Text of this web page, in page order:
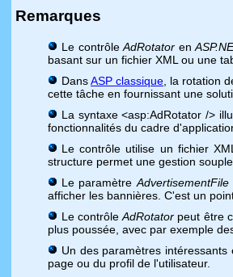
Remarques
Le contrôle AdRotator en
basant sur un fichier XML ou une
DansASP classique , la rotation
cette tâche en fournissant une
La syntaxe <asp:AdRotator />
fonctionnalités du cadre
Le contrôle utilise un fichier
structure permet une gestion
Le paramètre AdvertisementFile
afficher les bannières. C'est un
Le contrôleAdRotator peut être
plus poussée, avec par exemple
Un des paramètres
page ou du profil de l'utilisateur.